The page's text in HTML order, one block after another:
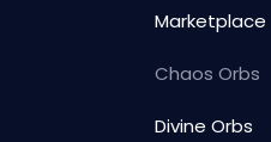
Marketplace
Chaos Orbs
Divine Orbs